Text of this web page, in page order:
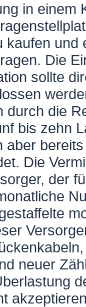
in einem
kaufen
Die
sollte
durch die
bis zehn
aber
Die
der
neuer